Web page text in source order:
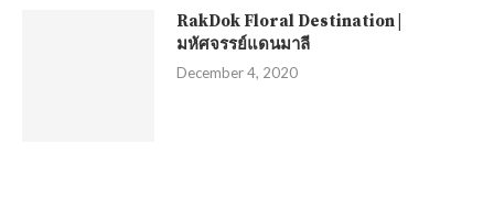
RakDok Floral Destination |
มหัศจรรย์แดนมาลี
December 4, 2020